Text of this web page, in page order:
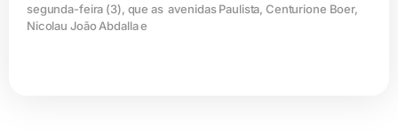
segunda-feira (3), que as avenidas Paulista, Centurione Boer,
Nicolau João Abdalla e